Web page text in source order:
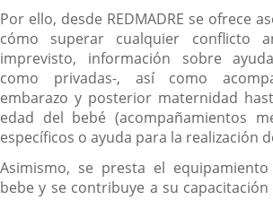
Por ello, desde REDMADRE se ofrece
cómo superar cualquier conflicto
imprevisto, información sobre
como privadas-, así como
embarazo y posterior maternidad
edad del bebé (acompañamientos
específicos o ayuda para la realización
Asimismo, se presta el
bebe y se contribuye a su